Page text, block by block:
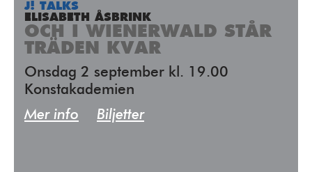
J! TALKS
ELISABETH ÅSBRINK
OCH I WIENERWALD STÅR
TRÄDEN KVAR
Onsdag 2 september kl. 19.00
Konstakademien
Mer info
Biljetter